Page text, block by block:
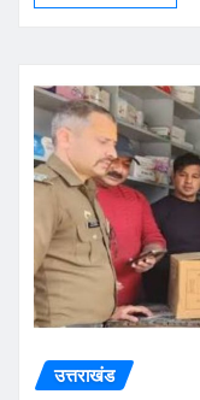
उत्तराखंड